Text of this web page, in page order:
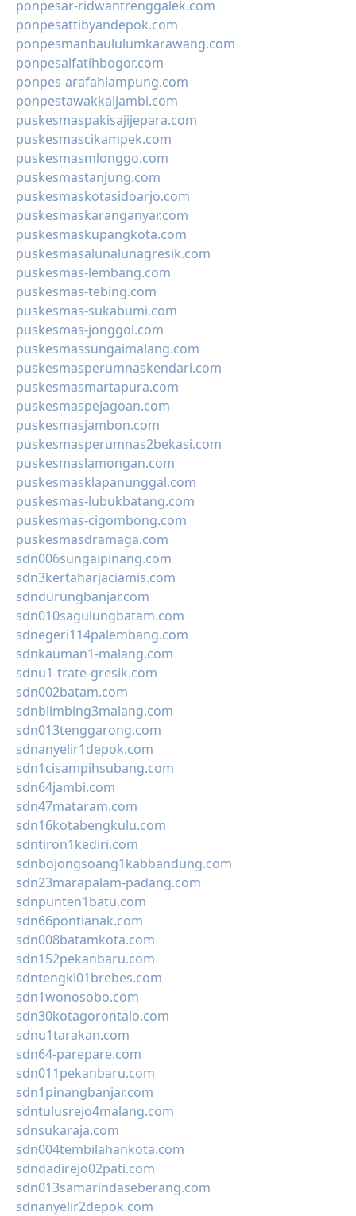
ponpesar-ridwantrenggalek.com
ponpesattibyandepok.com
ponpesmanbaululumkarawang.com
ponpesalfatihbogor.com
ponpes-arafahlampung.com
ponpestawakkaljambi.com
puskesmaspakisajijepara.com
puskesmascikampek.com
puskesmasmlonggo.com
puskesmastanjung.com
puskesmaskotasidoarjo.com
puskesmaskaranganyar.com
puskesmaskupangkota.com
puskesmasalunalunagresik.com
puskesmas-lembang.com
puskesmas-tebing.com
puskesmas-sukabumi.com
puskesmas-jonggol.com
puskesmassungaimalang.com
puskesmasperumnaskendari.com
puskesmasmartapura.com
puskesmaspejagoan.com
puskesmasjambon.com
puskesmasperumnas2bekasi.com
puskesmaslamongan.com
puskesmasklapanunggal.com
puskesmas-lubukbatang.com
puskesmas-cigombong.com
puskesmasdramaga.com
sdn006sungaipinang.com
sdn3kertaharjaciamis.com
sdndurungbanjar.com
sdn010sagulungbatam.com
sdnegeri114palembang.com
sdnkauman1-malang.com
sdnu1-trate-gresik.com
sdn002batam.com
sdnblimbing3malang.com
sdn013tenggarong.com
sdnanyelir1depok.com
sdn1cisampihsubang.com
sdn64jambi.com
sdn47mataram.com
sdn16kotabengkulu.com
sdntiron1kediri.com
sdnbojongsoang1kabbandung.com
sdn23marapalam-padang.com
sdnpunten1batu.com
sdn66pontianak.com
sdn008batamkota.com
sdn152pekanbaru.com
sdntengki01brebes.com
sdn1wonosobo.com
sdn30kotagorontalo.com
sdnu1tarakan.com
sdn64-parepare.com
sdn011pekanbaru.com
sdn1pinangbanjar.com
sdntulusrejo4malang.com
sdnsukaraja.com
sdn004tembilahankota.com
sdndadirejo02pati.com
sdn013samarindaseberang.com
sdnanyelir2depok.com